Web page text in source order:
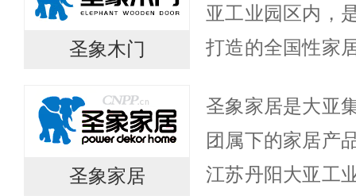
圣象木门
亚工业园区内，
打造的全国性家
规划与设计、销
方面优...
圣象家居
圣象家居是大亚
团属下的家居产
江苏丹阳大亚工